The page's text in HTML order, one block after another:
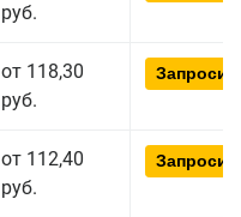
руб.
от 118,30
руб.
от 112,40
руб.